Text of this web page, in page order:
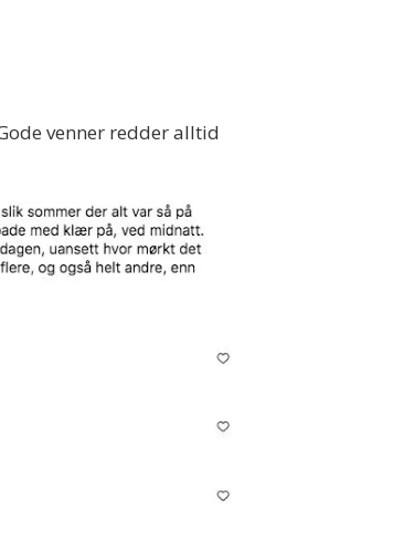
venner redder alltid